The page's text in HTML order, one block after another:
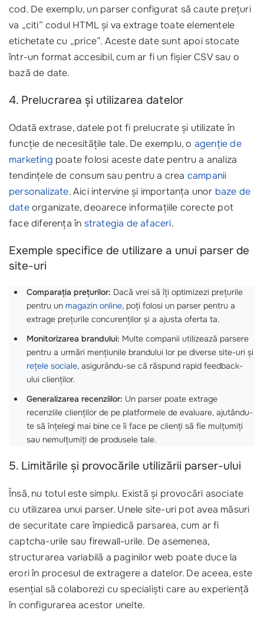
cod. De exemplu, un parser configurat să caute prețuri
va „citi” codul HTML și va extrage toate elementele
etichetate cu „price”. Aceste date sunt apoi stocate
într-un format accesibil, cum ar fi un fișier CSV sau o
bază de date.
4. Prelucrarea și utilizarea datelor
Odată extrase, datele pot fi prelucrate și utilizate în
funcție de necesitățile tale. De exemplu, o agenție de
marketing poate folosi aceste date pentru a analiza
tendințele de consum sau pentru a crea campanii
personalizate. Aici intervine și importanța unor baze de
dateorganizate, deoarece informațiile corecte pot
face diferența în strategia de afaceri.
Exemple specifice de utilizare a unui parser de
site-uri
Comparația prețurilor: Dacă vrei să îți optimizezi prețurile
pentru un magazin online, poți folosi un parser pentru a
extrage prețurile concurenților și a ajusta oferta ta.
Monitorizarea brandului: Multe companii utilizează parsere
pentru a urmări mențiunile brandului lor pe diverse site-uri și
rețele sociale, asigurându-se că răspund rapid feedback-
ului clienților.
Generalizarea recenziilor: Un parser poate extrage
recenziile clienților de pe platformele de evaluare, ajutându-
te să înțelegi mai bine ce îi face pe clienți să fie mulțumiți
sau nemulțumiți de produsele tale.
5. Limitările și provocările utilizării parser-ului
Însă, nu totul este simplu. Există și provocări asociate
cu utilizarea unui parser. Unele site-uri pot avea măsuri
de securitate care împiedică parsarea, cum ar fi
captcha-urile sau firewall-urile. De asemenea,
structurarea variabilă a paginilor web poate duce la
erori în procesul de extragere a datelor. De aceea, este
esențial să colaborezi cu specialiști care au experiență
în configurarea acestor unelte.